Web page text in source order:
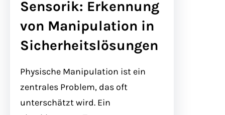
Sensorik: Erkennung
von Manipulation in
Sicherheitslösungen
Physische Manipulation ist ein
zentrales Problem, das oft
unterschätzt wird. Ein